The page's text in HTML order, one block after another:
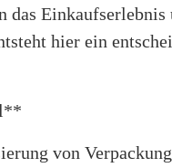
das
hier ein
von